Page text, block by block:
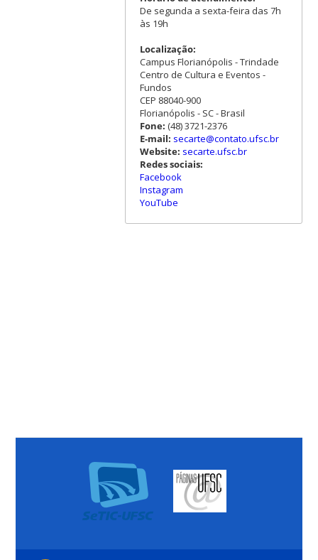
De segunda a sexta-feira das 7h
às 19h
Localização:
Campus Florianópolis - Trindade
Centro de Cultura e Eventos -
Fundos
CEP 88040-900
Florianópolis - SC - Brasil
Fone: (48) 3721-2376
E-mail: secarte@contato.ufsc.br
Website: secarte.ufsc.br
Redes sociais:
Facebook
Instagram
YouTube